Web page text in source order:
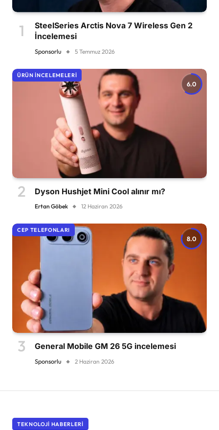
SteelSeries Arctis Nova 7 Wireless Gen 2
İncelemesi
Sponsorlu 5 Temmuz 2026
6.0
ÜRÜN İNCELEMELERI
Dyson Hushjet Mini Cool alınır mı?
Ertan Göbek 12 Haziran 2026
8.0
CEP TELEFONLARI
General Mobile GM 26 5G incelemesi
Sponsorlu 2 Haziran 2026
TEKNOLOJI HABERLERI